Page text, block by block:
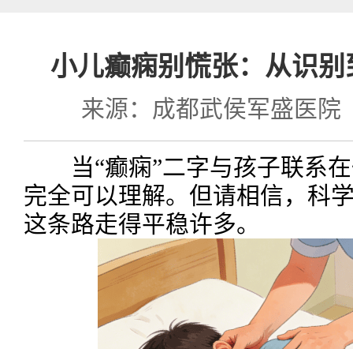
小儿癫痫别慌张：从识
来源：成都武侯军盛医
当“癫痫”二字与孩子联系在
完全可以理解。但请相信，科
这条路走得平稳许多。